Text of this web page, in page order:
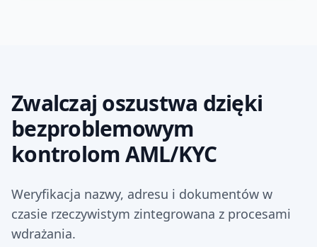
Zwalczaj oszustwa dzięki
bezproblemowym
kontrolom AML/KYC
Weryfikacja nazwy, adresu i dokumentów w
czasie rzeczywistym zintegrowana z procesami
wdrażania.